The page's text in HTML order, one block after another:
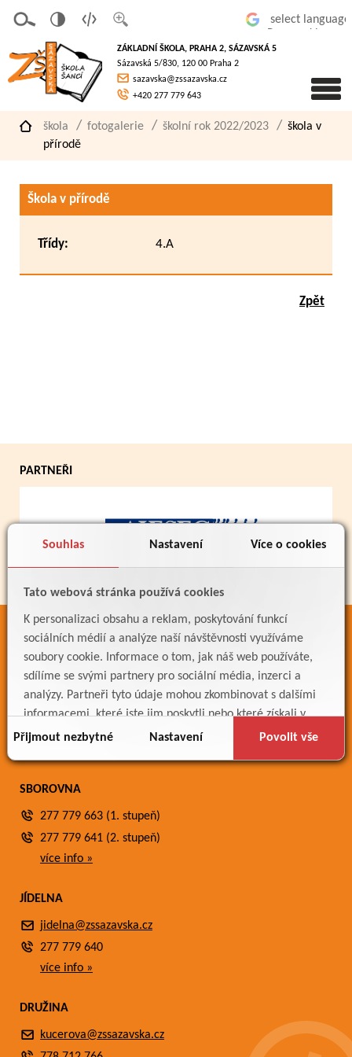
Souhlas Nastavení Více o cookies
Tato webová stránka používá cookies
K personalizaci obsahu a reklam, poskytování funkcí
sociálních médií a analýze naší návštěvnosti využíváme
soubory cookie. Informace o tom, jak náš web používáte,
sdílíme se svými partnery pro sociální média, inzerci a
analýzy. Partneři tyto údaje mohou zkombinovat s dalšími
informacemi, které jste jim poskytli nebo které získali v
důsledku toho, že používáte jejich služby.
Přijmout nezbytné Nastavení Povolit vše
písmo
á
verze
pro
slaboz
raké
ZÁKLADNÍ ŠKOLA, PRAHA 2, SÁZAVSKÁ 5
Sázavská 5/830, 120 00 Praha 2
sazavska@zssazavska.cz
+420 277 779 643
škola fotogalerie školní rok 2022/2023
škola v
přírodě
Škola v přírodě
Třídy: 4.A
Zpět
PARTNEŘI
ODKAZY
Bakaláři
Jídelníček
Meteostanice
SBOROVNA
277 779 663 (1. stupeň)
277 779 641 (2. stupeň)
více info »
JÍDELNA
jidelna@zssazavska.cz
277 779 640
více info »
DRUŽINA
kucerova@zssazavska.cz